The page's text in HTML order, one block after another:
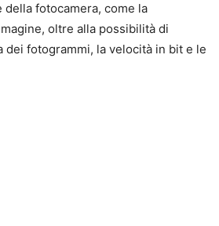
della fotocamera, come la
oltre alla possibilità di
dei fotogrammi, la velocità in bit e le